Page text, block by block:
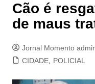
Cão é
de maus
Jornal Momento
CIDADE, POLICIAL